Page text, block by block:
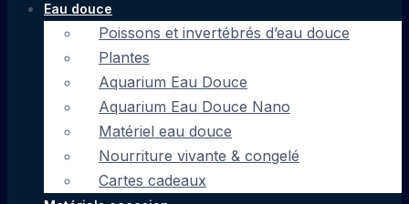
Eau douce
Poissons et invertébrés d’eau douce
Plantes
Aquarium Eau Douce
Aquarium Eau Douce Nano
Matériel eau douce
Nourriture vivante & congelé
Cartes cadeaux